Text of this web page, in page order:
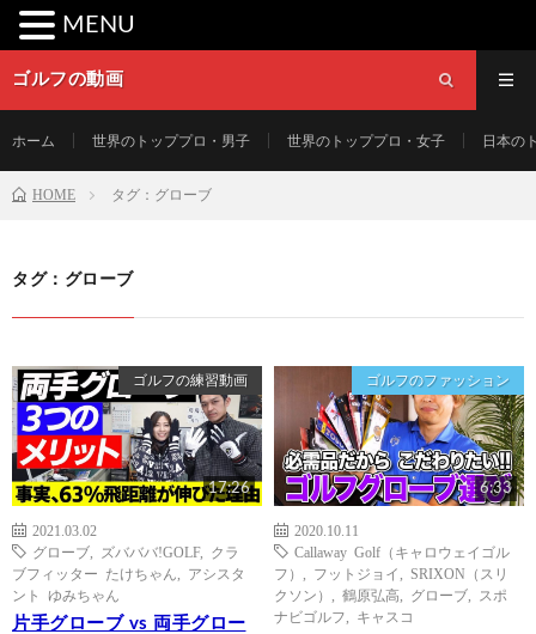
ゴルフの動画
ホーム 世界のトッププロ・男子 世界のトッププロ・女子 日本の
HOME タグ：グローブ
タグ：グローブ
ゴルフの練習動画
17:26
2021.03.02
グローブ
ズバババ!GOLF, クラ
ブフィッター たけちゃん
アシスタ
ント ゆみちゃん
片手グローブ vs 両手グロー
ゴルフのファッション
6:33
2020.10.11
Callaway Golf（キャロウェイゴル
フ）
フットジョイ
SRIXON（スリ
クソン）
鶴原弘高 グローブ
スポ
ナビゴルフ
キャスコ
MENU